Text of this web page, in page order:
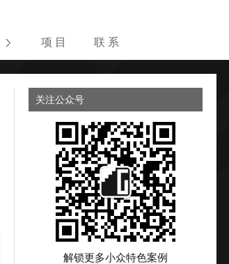
项 目 联 系
关注公众号
解锁更多小众特色案例